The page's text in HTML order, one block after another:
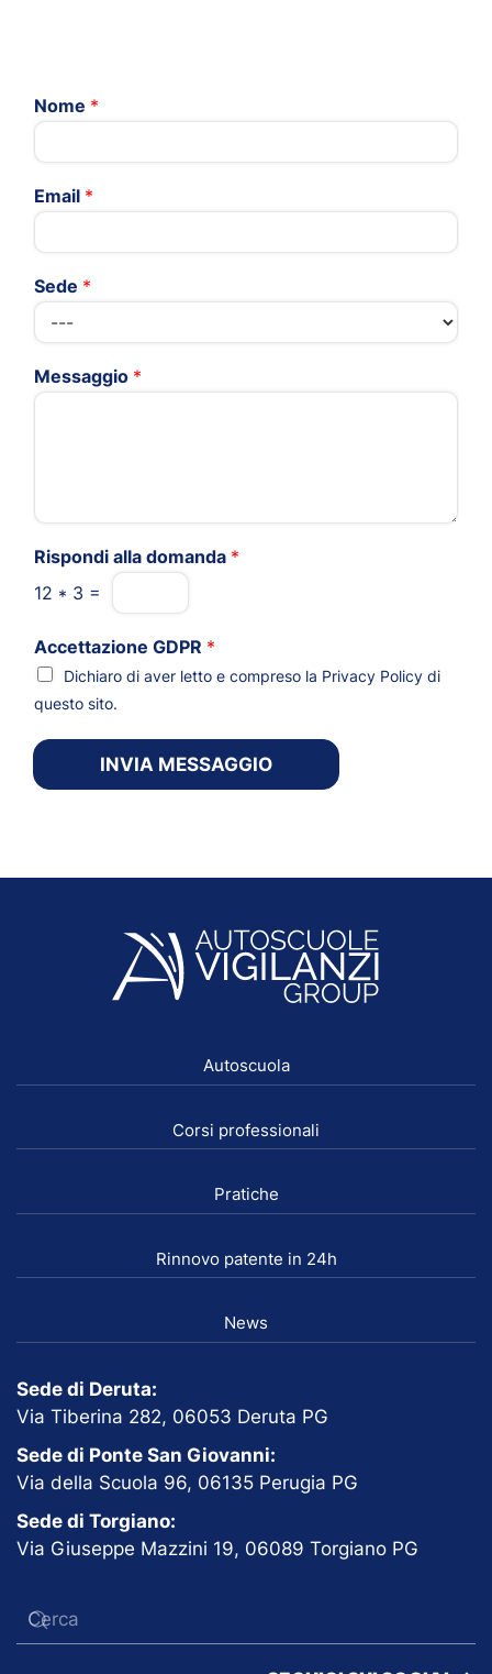
Nome *
Email *
Sede *
Messaggio *
Rispondi alla domanda *
12 * 3 =
Accettazione GDPR *
Dichiaro di aver letto e compreso la Privacy Policy di
questo sito.
INVIA MESSAGGIO
Autoscuola
Corsi professionali
Pratiche
Rinnovo patente in 24h
News
Sede di Deruta:
Via Tiberina 282, 06053 Deruta PG
Sede di Ponte San Giovanni:
Via della Scuola 96, 06135 Perugia PG
Sede di Torgiano:
Via Giuseppe Mazzini 19, 06089 Torgiano PG